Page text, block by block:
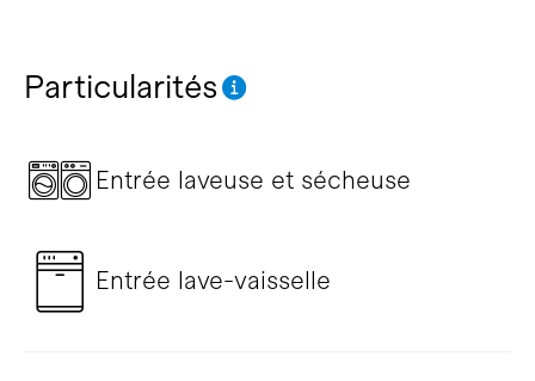
Particularités
Entrée laveuse et sécheuse
Entrée lave-vaisselle